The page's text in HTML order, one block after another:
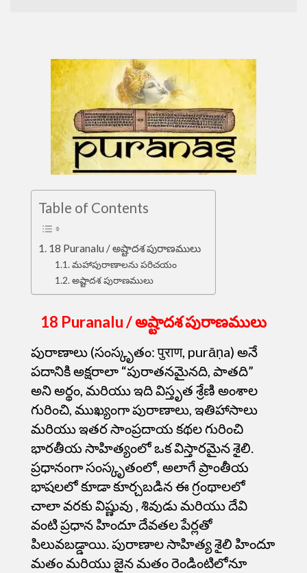
Table of Contents
18 Puranalu / అష్టాదశ పురాణములు
మహాపురాణాలను పరిచయం
అష్టాదశ పురాణములు
18 Puranalu / అష్టాదశ పురాణములు
పురాణాలు (సంస్కృతం: पुराण, purāṇa) అనే
పదానికి అక్షరాలా “పురాతనమైనది, పాతది”
అని అర్థం, మరియు ఇది విస్తృత శ్రేణి అంశాల
గురించి, ముఖ్యంగా పురాణాలు, ఇతిహాసాలు
మరియు ఇతర సాంప్రదాయ కథల గురించి
భారతీయ సాహిత్యంలో ఒక విస్తారమైన శైలి.
ప్రధానంగా సంస్కృతంలో, అలాగే ప్రాంతీయ
భాషలలో కూడా కూర్చబడిన ఈ గ్రంథాలలో
చాలా వరకువిష్ణువు, శివుడు మరియు దేవి
వంటి ప్రధాన హిందూ దేవతల పేర్లతో
పిలువబడ్డాయి. పురాణాల సాహిత్య శైలి హిందూ
మతం మరియు జైన మతం రెండింటిలోనూ